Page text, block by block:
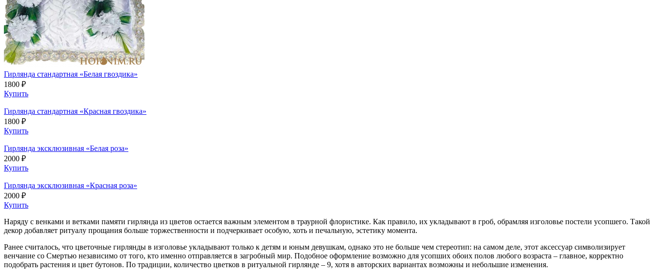
Гирлянда стандартная «Белая гвоздика»
1800 ₽
Купить
Гирлянда стандартная «Красная гвоздика»
1800 ₽
Купить
Гирлянда эксклюзивная «Белая роза»
2000 ₽
Купить
Гирлянда эксклюзивная «Красная роза»
2000 ₽
Купить
Наряду с венками и ветками памяти гирлянда из цветов остается важным элементом в траурной флористике. Как правило, их укладывают в гроб, обрамляя изголовье постели усопшего. Такой
декор добавляет ритуалу прощания больше торжественности и подчеркивает особую, хоть и печальную, эстетику момента.
Ранее считалось, что цветочные гирлянды в изголовье укладывают только к детям и юным девушкам, однако это не больше чем стереотип: на самом деле, этот аксессуар символизирует
венчание со Смертью независимо от того, кто именно отправляется в загробный мир. Подобное оформление возможно для усопших обоих полов любого возраста – главное, корректно
подобрать растения и цвет бутонов. По традиции, количество цветков в ритуальной гирлянде – 9, хотя в авторских вариантах возможны и небольшие изменения.